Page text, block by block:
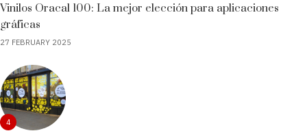
Vinilos Oracal 100: La mejor elección para aplicaciones
gráficas
27 FEBRUARY 2025
4